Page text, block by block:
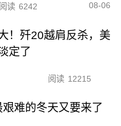
阅读 6242 08-06
！歼20越肩反杀，美
定了
阅读 12215
难的冬天又要来了